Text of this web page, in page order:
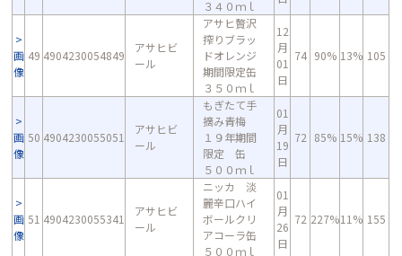
３４０ｍｌ
画
像
49 4904230054849
アサヒビ
ール
アサヒ贅沢
搾りブラッ
ドオレンジ
期間限定缶
３５０ｍｌ
12
月
01
日
74 90% 13% 105
画
像
50 4904230055051
アサヒビ
ール
もぎたて手
摘み青梅
１９年期間
限定 缶
５００ｍｌ
01
月
19
日
72 85% 15% 138
画
像
51 4904230055341
アサヒビ
ール
ニッカ 淡
麗辛口ハイ
ボールクリ
アコーラ缶
５００ｍｌ
01
月
26
日
72 227%11% 155